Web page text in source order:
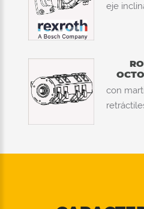
eje
con